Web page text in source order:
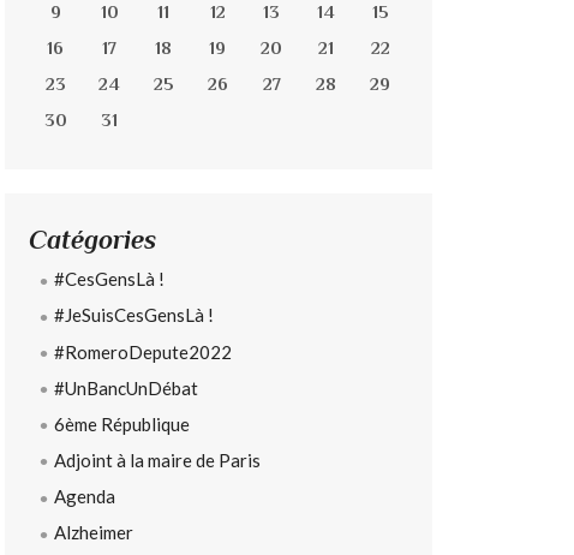
9
10 11 12 13 14
15
16
17 18 19 20 21
22
23
24 25 26 27 28
29
30
31
Catégories
#CesGensLà !
#JeSuisCesGensLà !
#RomeroDepute2022
#UnBancUnDébat
6ème République
Adjoint à la maire de Paris
Agenda
Alzheimer